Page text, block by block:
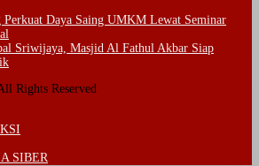
Perkuat Daya Saing UMKM Lewat Seminar
Sriwijaya, Masjid Al Fathul Akbar Siap
Rights Reserved
SIBER